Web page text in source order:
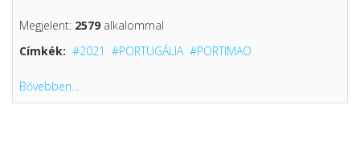
Megjelent: 2579 alkalommal
Címkék:
2021 PORTUGÁLIA PORTIMAO
Bővebben...